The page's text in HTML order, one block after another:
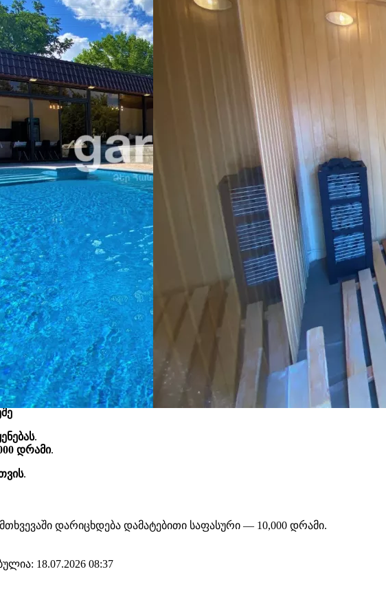
ერევანი, ერევანი
დინამიკები სამზარეულობრაზიერი საუნა მაცივარიერევნის მახლობლად
ში, დასვენებისა და ღონისძიებების ადგილი ერევნის კორეის ხეობაში 🏡
.
დრამი.
.
დარიცხდება დამატებითი საფასური — 10,000 დრამი.
18.07.2026 08:37